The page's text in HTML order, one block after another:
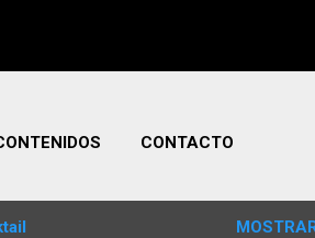
CONTACTO